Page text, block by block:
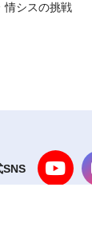
情シスの挑戦
SNS